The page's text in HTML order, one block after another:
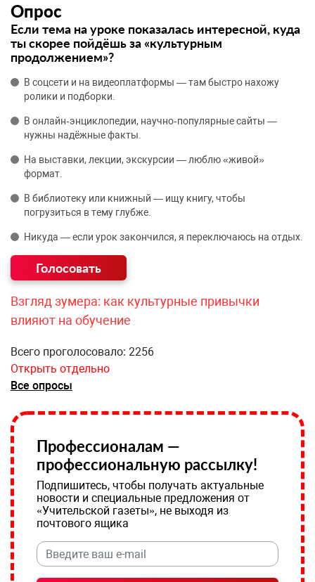
Опрос
Если тема на уроке показалась интересной, куда
ты скорее пойдёшь за «культурным
продолжением»?
В соцсети и на видеоплатформы — там быстро нахожу
ролики и подборки.
В онлайн‑энциклопедии, научно‑популярные сайты —
нужны надёжные факты.
На выставки, лекции, экскурсии — люблю «живой»
формат.
В библиотеку или книжный — ищу книгу, чтобы
погрузиться в тему глубже.
Никуда — если урок закончился, я переключаюсь на отдых.
Взгляд зумера: как культурные привычки
влияют на обучение
Всего проголосовало: 2256
Открыть отдельно
Все опросы
Профессионалам —
профессиональную рассылку!
Подпишитесь, чтобы получать актуальные
новости и специальные предложения от
«Учительской газеты», не выходя из
почтового ящика